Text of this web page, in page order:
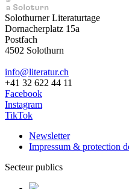
Solothurner Literaturtage
Dornacherplatz 15a
Postfach
4502 Solothurn
info@literatur.ch
+41 32 622 44 11
Facebook
Instagram
TikTok
Newsletter
Impressum & protection
Secteur publics